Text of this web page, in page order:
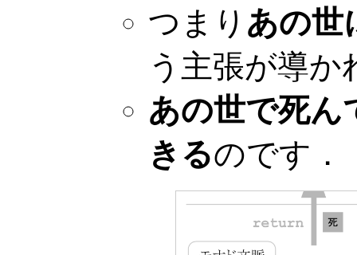
つまり あの世
う主張が導か
あの世で死ん
きるのです．